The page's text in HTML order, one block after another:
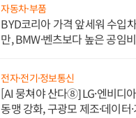
자동차·부품
BYD코리아 가격 앞세워 수입
만, BMW·벤츠보다 높은 공임
전자·전기·정보통신
[AI 뭉쳐야 산다⑧] LG·엔비디
동맹 강화, 구광모 제조·데이터